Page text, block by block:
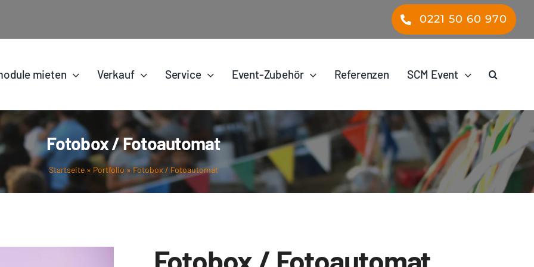
0221 50 60 970
mieten Verkauf Service Event-Zubehör Referenzen SCM Event
Fotobox / Fotoautomat
Startseite » Portfolio »Fotobox / Fotoautomat